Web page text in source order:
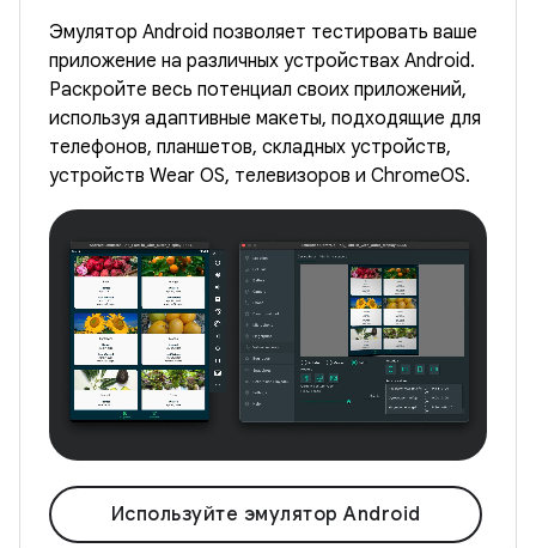
Эмулятор Android позволяет тестировать ваше
приложение на различных устройствах Android.
Раскройте весь потенциал своих приложений,
используя адаптивные макеты, подходящие для
телефонов, планшетов, складных устройств,
устройств Wear OS, телевизоров и ChromeOS.
Используйте эмулятор Android